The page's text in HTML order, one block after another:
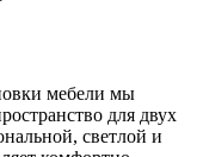
мебели мы
для двух
светлой и